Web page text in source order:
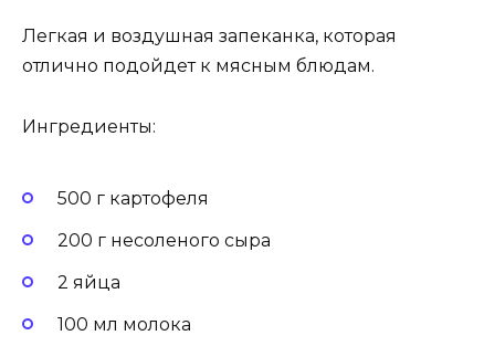
Легкая и воздушная запеканка, которая
отлично подойдет к мясным блюдам.
Ингредиенты:
500 г картофеля
200 г несоленого сыра
2 яйца
100 мл молока